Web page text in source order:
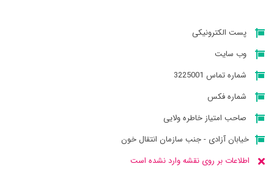
پست الکترونیکی
وب سایت
شماره تماس 3225001
شماره فکس
صاحب امتیاز خاطره ولایی
خیابان آزادی - جنب سازمان انتقال خون
اطلاعات بر روی نقشه وارد نشده است